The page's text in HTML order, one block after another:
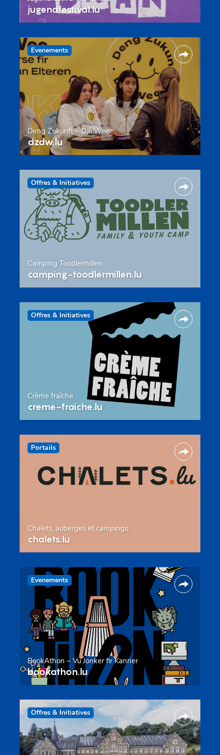
jugendfestival.lu
Evenements
Deng Zukunft – Däi Wee
dzdw.lu
Offres & Initiatives
Camping Toodlermillen
camping-toodlermillen.lu
Offres & Initiatives
Crème fraîche
creme-fraiche.lu
Portails
Chalets, auberges et campings
chalets.lu
Evenements
BookAthon – Vu Jonker fir Kanner
bookathon.lu
Offres & Initiatives